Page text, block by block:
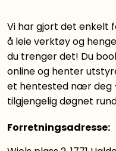
Vi har gjort det enkelt
å leie verktøy og
du trenger det! Du
online og henter
et hentested nær deg
tilgjengelig døgnet
Forretningsadresse: